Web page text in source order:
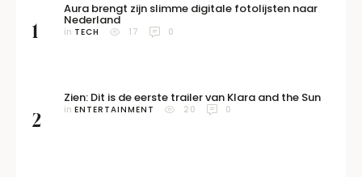
1
Aura brengt zijn slimme digitale fotolijsten naar
Nederland
in TECH 17 0
2
Zien: Dit is de eerste trailer van Klara and the Sun
in ENTERTAINMENT 20 0